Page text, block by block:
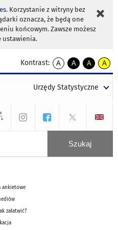
. Korzystanie z witryny bez
oznacza, że będą one
końcowym. Zawsze możesz
ustawienia.
Kontrast:
A
kontrast
A
kontrast
tekst
czarnym
A
kontrast
tekst
czarnym
A
tekst
żółtym
Urzędy Statystyczne
ankietowe
załatwić?